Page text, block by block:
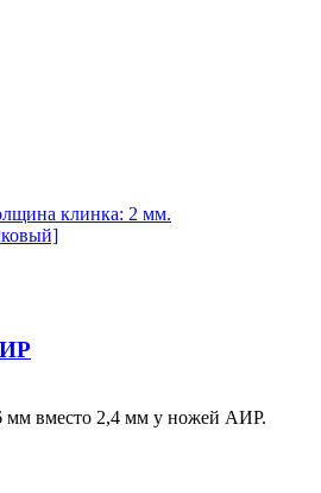
клинка: 2 мм.
мм вместо 2,4 мм у ножей АИР.